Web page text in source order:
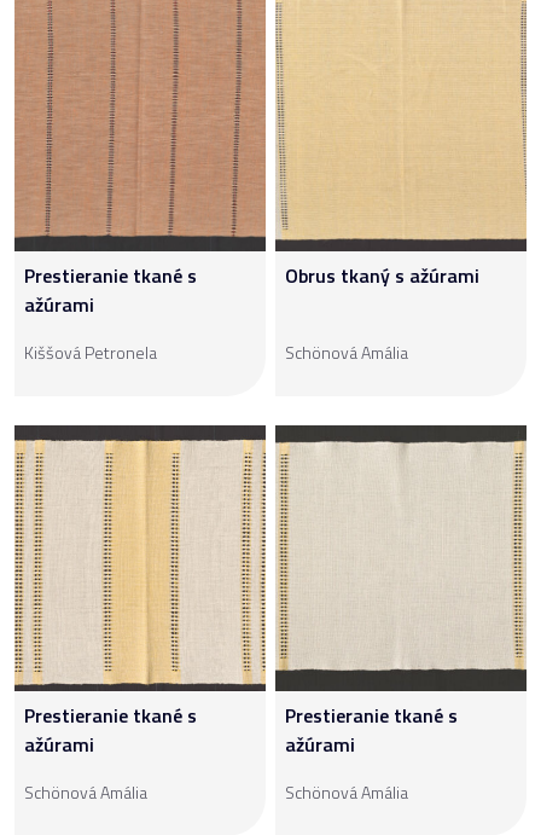
Prestieranie tkané s
ažúrami
Kiššová Petronela
Obrus tkaný s ažúrami
Schönová Amália
Prestieranie tkané s
ažúrami
Schönová Amália
Prestieranie tkané s
ažúrami
Schönová Amália